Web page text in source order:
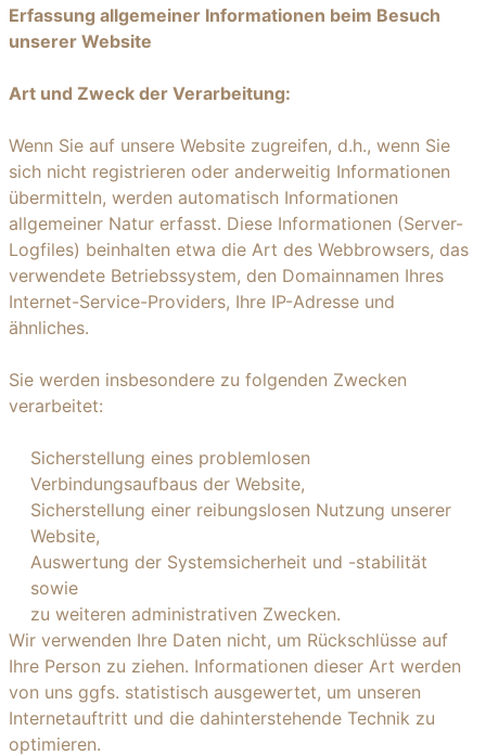
Erfassung allgemeiner Informationen beim Besuch
unserer Website
Art und Zweck der Verarbeitung:
Wenn Sie auf unsere Website zugreifen, d.h., wenn Sie
sich nicht registrieren oder anderweitig Informationen
übermitteln, werden automatisch Informationen
allgemeiner Natur erfasst. Diese Informationen (Server-
Logfiles) beinhalten etwa die Art des Webbrowsers, das
verwendete Betriebssystem, den Domainnamen Ihres
Internet-Service-Providers, Ihre IP-Adresse und
ähnliches.
Sie werden insbesondere zu folgenden Zwecken
verarbeitet:
Sicherstellung eines problemlosen
Verbindungsaufbaus der Website,
Sicherstellung einer reibungslosen Nutzung unserer
Website,
Auswertung der Systemsicherheit und -stabilität
sowie
zu weiteren administrativen Zwecken.
Wir verwenden Ihre Daten nicht, um Rückschlüsse auf
Ihre Person zu ziehen. Informationen dieser Art werden
von uns ggfs. statistisch ausgewertet, um unseren
Internetauftritt und die dahinterstehende Technik zu
optimieren.